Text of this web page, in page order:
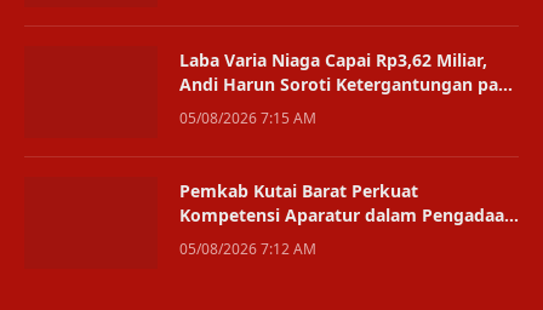
Laba Varia Niaga Capai Rp3,62 Miliar,
Andi Harun Soroti Ketergantungan pada
Satu Bisnis
05/08/2026 7:15 AM
Pemkab Kutai Barat Perkuat
Kompetensi Aparatur dalam Pengadaan
Digital
05/08/2026 7:12 AM